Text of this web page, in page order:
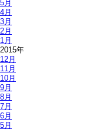
5月
4月
3月
2月
1月
2015年
12月
11月
10月
9月
8月
7月
6月
5月